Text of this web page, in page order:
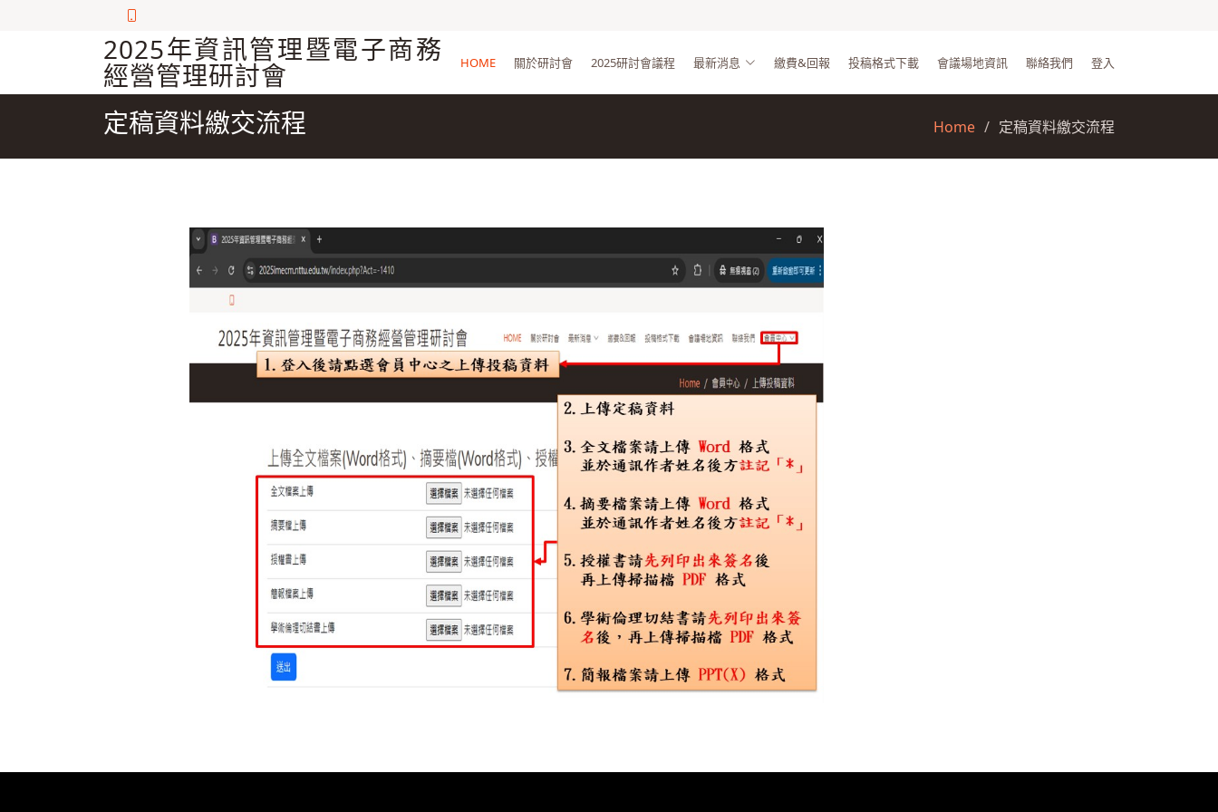
2025年資訊管理暨電子商務
經營管理研討會 HOME 關於研討會 2025研討會議程 最新消息 繳費&回報 投稿格式下載 會議場地資訊 聯絡我們 登入
定稿資料繳交流程 Home 定稿資料繳交流程